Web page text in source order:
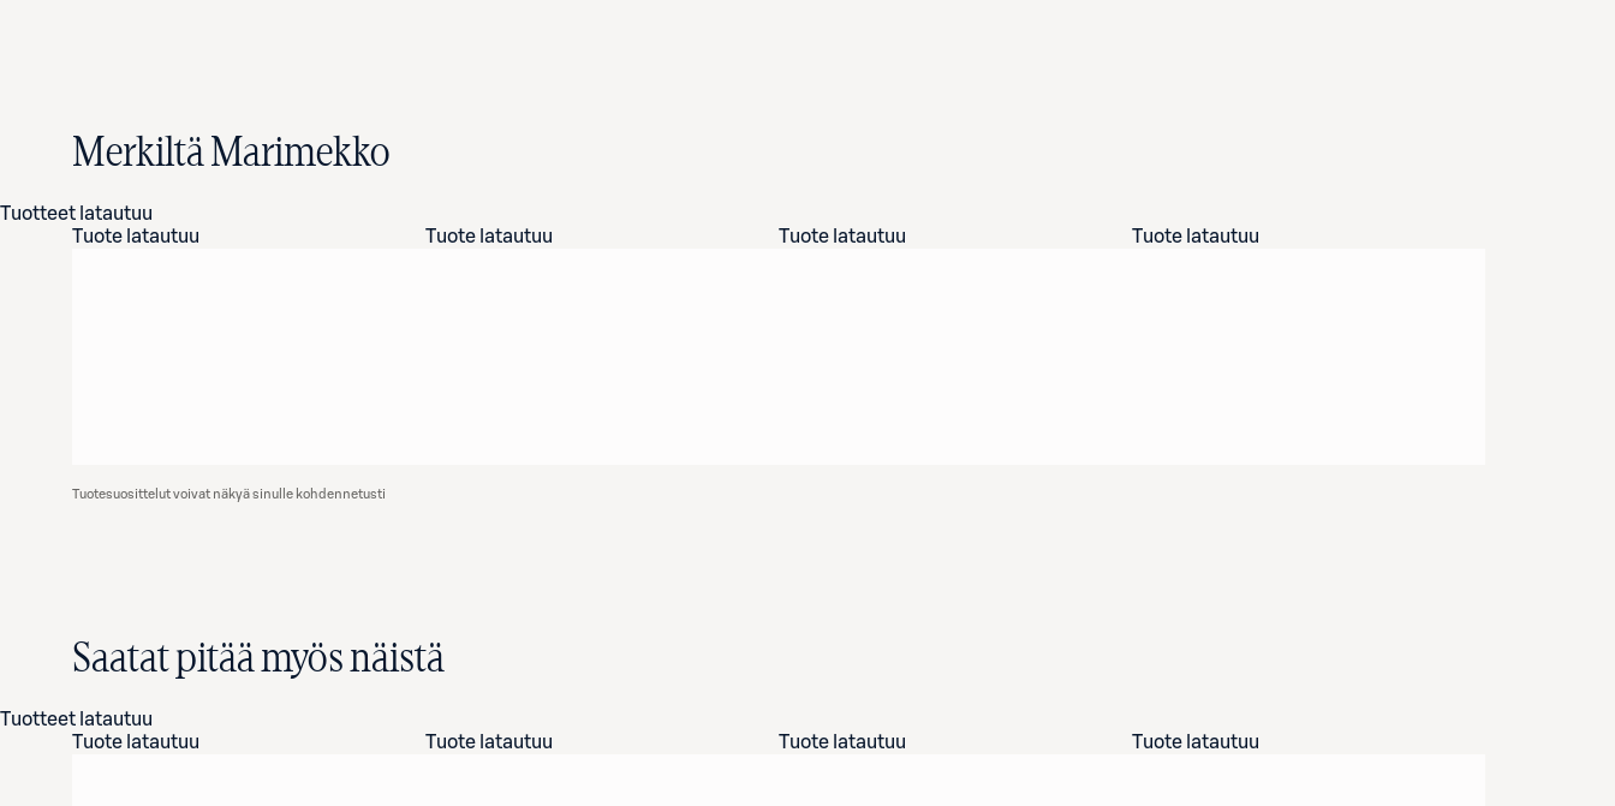
Merkiltä Marimekko
Tuotteet latautuu
Tuote latautuu
Tuote latautuu Tuote latautuu Tuote latautuu
Tuotesuosittelut voivat näkyä sinulle kohdennetusti
Saatat pitää myös näistä
Tuotteet latautuu
Tuote latautuu
Tuote latautuu Tuote latautuu Tuote latautuu